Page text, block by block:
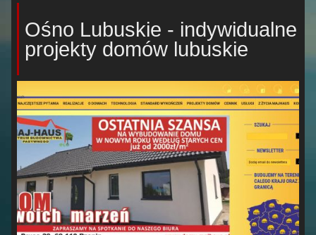
Ośno Lubuskie - indywidualne
projekty domów lubuskie